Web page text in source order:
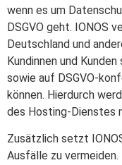
wenn es um
DSGVO geht. IONOS
Deutschland und
Kundinnen und
sowie auf DSGVO-
können. Hierdurch
des Hosting-Dienstes
Zusätzlich setzt
Ausfälle zu